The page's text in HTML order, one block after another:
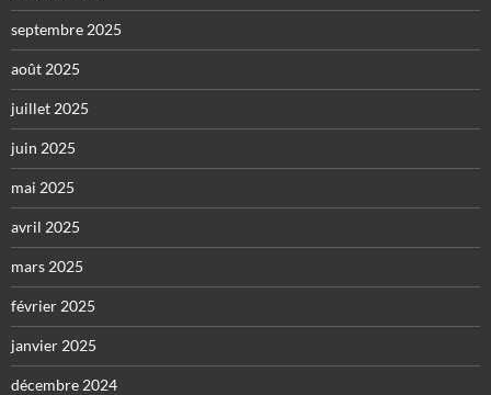
septembre 2025
août 2025
juillet 2025
juin 2025
mai 2025
avril 2025
mars 2025
février 2025
janvier 2025
décembre 2024